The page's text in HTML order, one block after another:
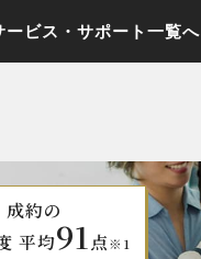
ービス・サポート一覧へ
約の
平均91 点※1